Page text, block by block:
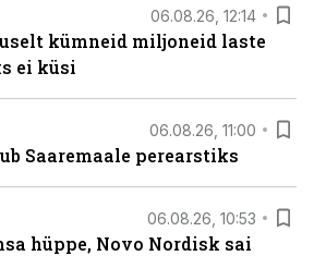
06.08.26, 12:14
kümneid miljoneid laste
ei küsi
06.08.26, 11:00
Saaremaale perearstiks
06.08.26, 10:53
hüppe, Novo Nordisk sai